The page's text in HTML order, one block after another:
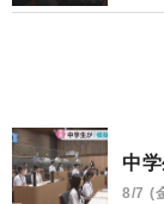
中
8/7 (